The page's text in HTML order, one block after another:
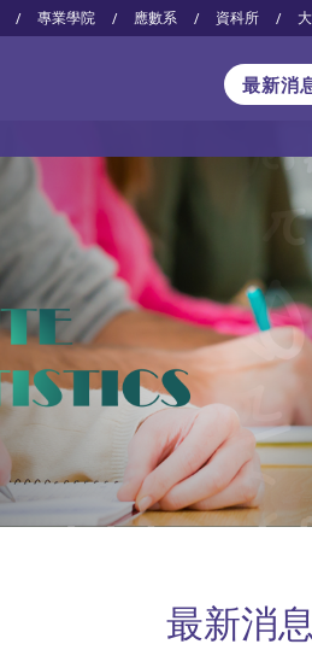
/ 專業學院 / 應數系 / 資科所 /
最新消
最新消息